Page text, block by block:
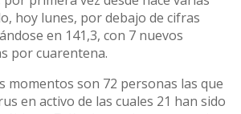
hoy lunes, por debajo de cifras
en 141,3, con 7 nuevos
por cuarentena.
momentos son 72 personas las que
en activo de las cuales 21 han sido